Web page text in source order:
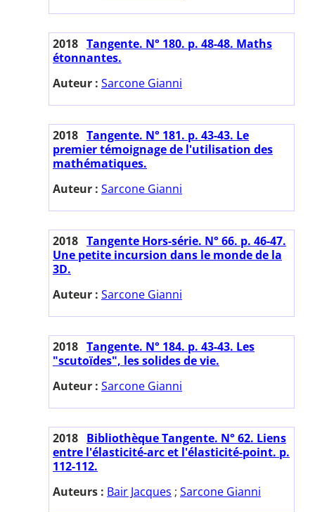
2018 Tangente. N° 180. p. 48-48. Maths
étonnantes.
Auteur : Sarcone Gianni
2018 Tangente. N° 181. p. 43-43. Le
premier témoignage de l'utilisation des
mathématiques.
Auteur : Sarcone Gianni
2018 Tangente Hors-série. N° 66. p. 46-47.
Une petite incursion dans le monde de la
3D.
Auteur : Sarcone Gianni
2018 Tangente. N° 184. p. 43-43. Les
"scutoïdes", les solides de vie.
Auteur : Sarcone Gianni
2018 Bibliothèque Tangente. N° 62. Liens
entre l'élasticité-arc et l'élasticité-point. p.
112-112.
Auteurs : Bair Jacques ; Sarcone Gianni